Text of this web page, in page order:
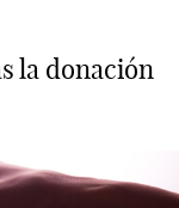
la donación